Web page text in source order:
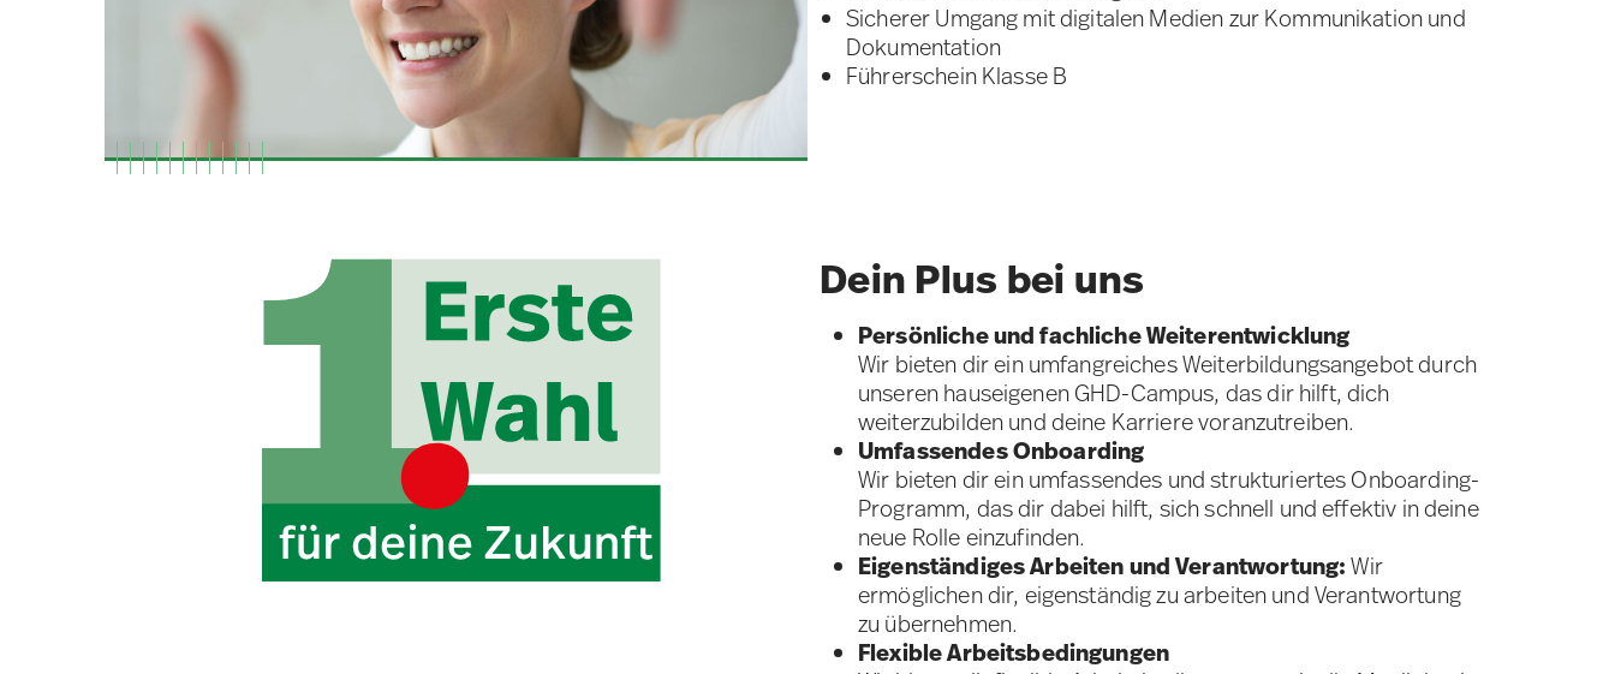
Sicherer Umgang mit digitalen Medien zur Kommunikation und
Dokumentation
Führerschein Klasse B
Dein Plus bei uns
Persönliche und fachliche Weiterentwicklung
Wir bieten dir ein umfangreiches Weiterbildungsangebot durch
unseren hauseigenen GHD-Campus, das dir hilft, dich
weiterzubilden und deine Karriere voranzutreiben.
Umfassendes Onboarding
Wir bieten dir ein umfassendes und strukturiertes Onboarding-
Programm, das dir dabei hilft, sich schnell und effektiv in deine
neue Rolle einzufinden.
Eigenständiges Arbeiten und Verantwortung:Wir
ermöglichen dir, eigenständig zu arbeiten und Verantwortung
zu übernehmen.
Flexible Arbeitsbedingungen